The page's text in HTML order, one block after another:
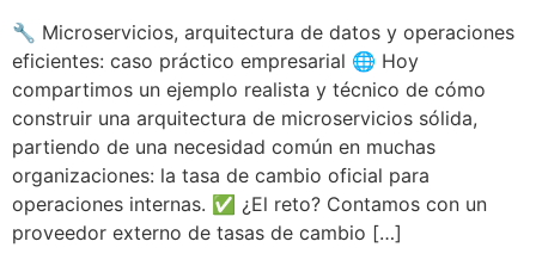
🔧 Microservicios, arquitectura de datos y operaciones
eficientes: caso práctico empresarial 🌐 Hoy
compartimos un ejemplo realista y técnico de cómo
construir una arquitectura de microservicios sólida,
partiendo de una necesidad común en muchas
organizaciones: la tasa de cambio oficial para
operaciones internas. ✅ ¿El reto? Contamos con un
proveedor externo de tasas de cambio […]